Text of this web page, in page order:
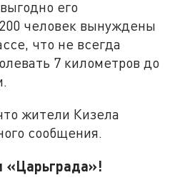
его
человек вынуждены
что не всегда
7 километров до
жители Кизела
сообщения.
«Царьграда»!